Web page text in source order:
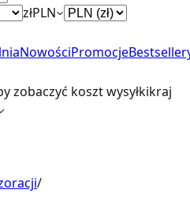
złPLN
NowościPromocje
zobaczyć koszt wysyłkikraj
/